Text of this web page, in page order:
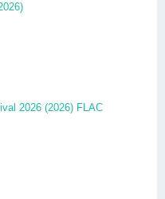
2026 (2026) FLAC